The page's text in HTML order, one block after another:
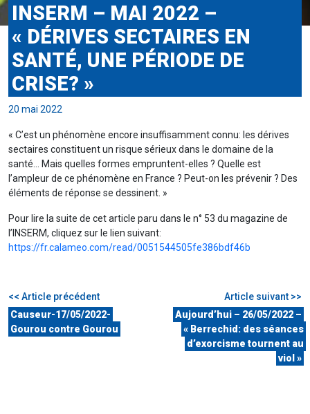
INSERM – MAI 2022 –
« DÉRIVES SECTAIRES EN
SANTÉ, UNE PÉRIODE DE
CRISE? »
20 mai 2022
« C’est un phénomène encore insuffisamment connu: les dérives
sectaires constituent un risque sérieux dans le domaine de la
santé… Mais quelles formes empruntent-elles ? Quelle est
l’ampleur de ce phénomène en France ? Peut-on les prévenir ? Des
éléments de réponse se dessinent. »
Pour lire la suite de cet article paru dans le n° 53 du magazine de
l’INSERM, cliquez sur le lien suivant:
https://fr.calameo.com/read/0051544505fe386bdf46b
<< Article précédent
Causeur-17/05/2022-
Gourou contre Gourou
Article suivant >>
Aujourd’hui – 26/05/2022 –
« Berrechid: des séances
d’exorcisme tournent au
viol »